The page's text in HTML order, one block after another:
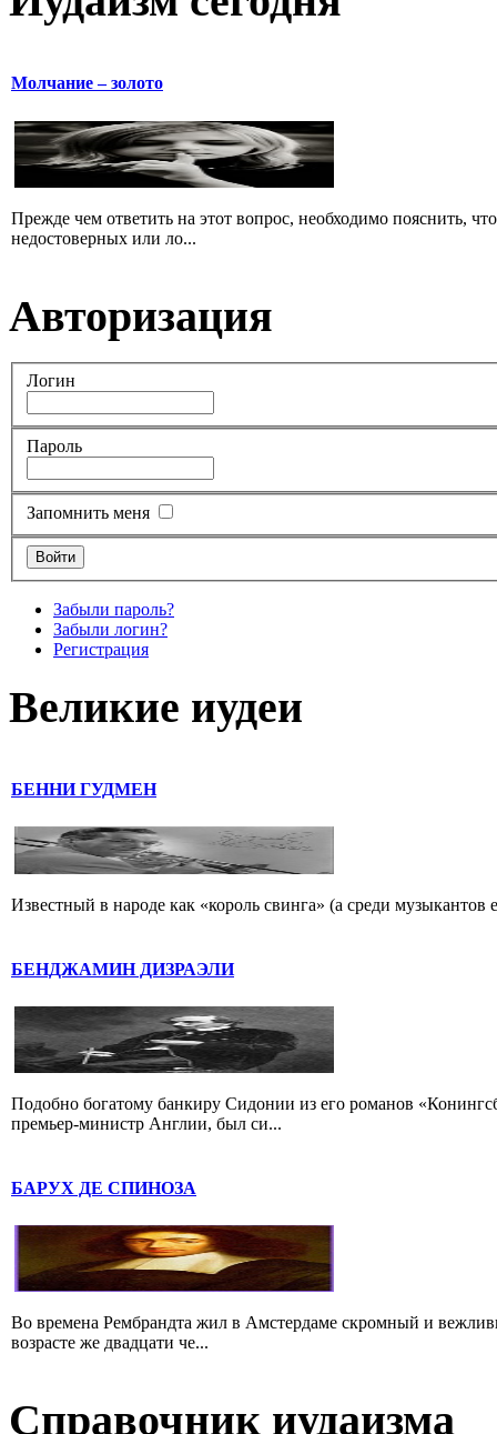
Молчание – золото
Прежде чем ответить на этот вопрос, необходимо пояснить,
недостоверных или ло...
Авторизация
Логин
Пароль
Запомнить меня
Забыли пароль?
Забыли логин?
Регистрация
Великие иудеи
БЕННИ ГУДМЕН
Известный в народе как «король свинга» (а среди
БЕНДЖАМИН ДИЗРАЭЛИ
Подобно богатому банкиру Сидонии из его романов
премьер-министр Англии, был си...
БАРУХ ДЕ СПИНОЗА
Во времена Рембрандта жил в Амстердаме скромный и
возрасте же двадцати че...
Справочник иудаизма